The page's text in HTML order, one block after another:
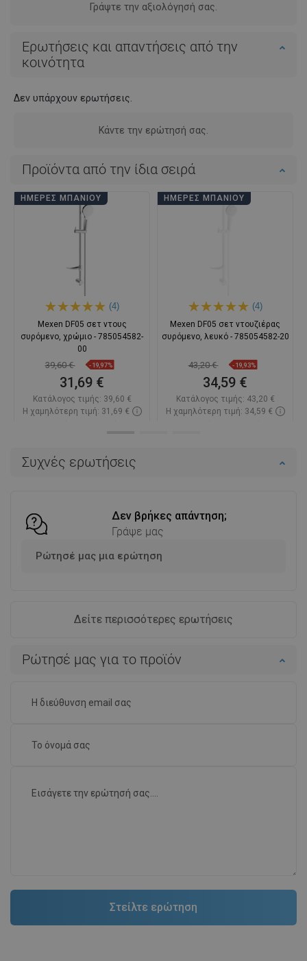
Συχνές ερωτήσεις
Δεν βρήκες απάντηση;
Γράψε μας
Ρώτησέ μας μια ερώτηση
Δείτε περισσότερες ερωτήσεις
Γράψτε την αξιολόγησή σας.
Ερωτήσεις και απαντήσεις από την
κοινότητα
Δεν υπάρχουν ερωτήσεις.
Κάντε την ερώτησή σας.
Ρώτησέ μας για το προϊόν
Προϊόντα από την ίδια σειρά
ΗΜΈΡΕΣ ΜΠΆΝΙΟΥ
(4)
Mexen DF05 σετ ντους
συρόμενο, χρώμιο - 785054582-
00
39,60 € -19,97%
31,69 €
Κατάλογος τιμής: 39,60 €
Η χαμηλότερη τιμή: 31,69 €
ΗΜΈΡΕΣ ΜΠΆΝΙΟΥ
(4)
Mexen DF05 σετ ντουζιέρας
συρόμενο, λευκό - 785054582-20
43,20 € -19,93%
34,59 €
Κατάλογος τιμής: 43,20 €
Η χαμηλότερη τιμή: 34,59 €